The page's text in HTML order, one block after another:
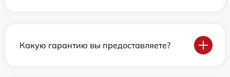
Какую гарантию вы предоставляете?